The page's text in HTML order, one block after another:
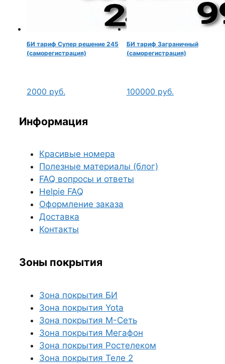
БИ тариф Супер решение 245
(саморегистрация)
2000 руб.
БИ тариф Заграничный
(саморегистрация)
100000 руб.
Информация
Красивые номера
Полезные материалы (блог)
FAQ вопросы и ответы
Helpie FAQ
Оформление заказа
Доставка
Контакты
Зоны покрытия
Зона покрытия БИ
Зона покрытия Yota
Зона покрытия М-Сеть
Зона покрытия Мегафон
Зона покрытия Ростелеком
Зона покрытия Теле 2